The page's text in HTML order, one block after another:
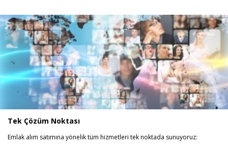
Tek Çözüm Noktası
Emlak alım satımına yönelik tüm hizmetleri tek noktada sunuyoruz: